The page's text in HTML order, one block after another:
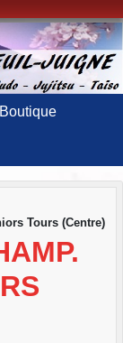
Boutique
Tours (Centre)